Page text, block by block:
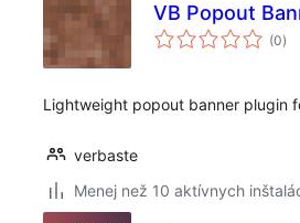
VB Popout
(0)
Lightweight popout banner plugin
verbaste
Menej než 10 aktívnych